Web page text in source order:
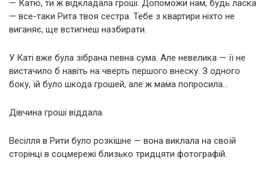
— Катю, ти ж відкладала гроші. Допоможи нам, будь ласка
— все-таки Рита твоя сестра. Тебе з квартири ніхто не
виганяє, ще встигнеш назбирати.
У Каті вже була зібрана певна сума. Але невелика — її не
вистачило б навіть на чверть першого внеску. З одного
боку, їй було шкода грошей, але ж мама попросила…
Дівчина гроші віддала.
Весілля в Рити було розкішне — вона виклала на своїй
сторінці в соцмережі близько тридцяти фотографій.